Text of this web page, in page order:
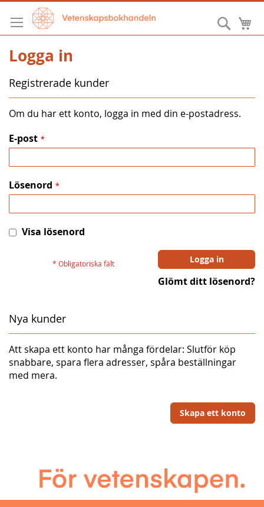
Hoppa
till
innehållet
Sök
Logga in
Registrerade kunder
Om du har ett konto, logga in med din e-postadress.
E-post
Lösenord
Visa lösenord
Logga in
Glömt ditt lösenord?
Nya kunder
Att skapa ett konto har många fördelar: Slutför köp
snabbare, spara flera adresser, spåra beställningar
med mera.
Skapa ett konto